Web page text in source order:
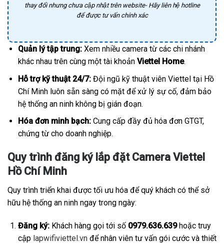
thay đổi nhưng chưa cập nhật trên website- Hãy liên hệ hotline
để được tư vấn chính xác
Quản lý tập trung:Xem nhiều camera từ các chi nhánh
khác nhau trên cùng một tài khoản Viettel Home.
Hỗ trợ kỹ thuật 24/7:Đội ngũ kỹ thuật viên Viettel tại Hồ
Chí Minh luôn sẵn sàng có mặt để xử lý sự cố, đảm bảo
hệ thống an ninh không bị gián đoạn.
Hóa đơn minh bạch:Cung cấp đầy đủ hóa đơn GTGT,
chứng từ cho doanh nghiệp.
Quy trình đăng ký lắp đặt Camera Viettel
Hồ Chí Minh
Quy trình triển khai được tối ưu hóa để quý khách có thể sở
hữu hệ thống an ninh ngay trong ngày:
Đăng ký:Khách hàng gọi tới số 0979.636.639hoặc truy
cập lapwifiviettel.vnđể nhân viên tư vấn gói cước và thiết